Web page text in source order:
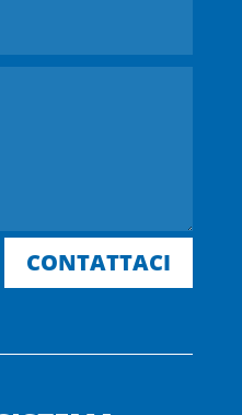
CONTATTACI